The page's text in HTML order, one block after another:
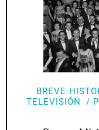
BREVE
TELEVISIÓN